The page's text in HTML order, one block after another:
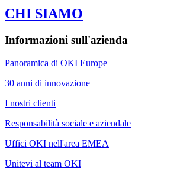
CHI SIAMO
Informazioni sull'azienda
Panoramica di OKI Europe
30 anni di innovazione
I nostri clienti
Responsabilità sociale e aziendale
Uffici OKI nell'area EMEA
Unitevi al team OKI